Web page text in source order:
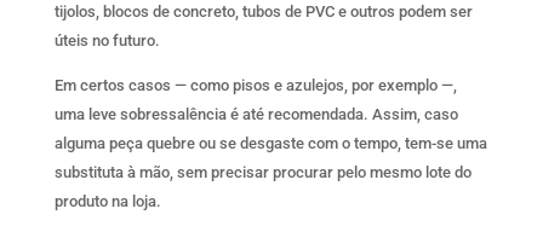
tijolos, blocos de concreto, tubos de PVC e outros podem ser
úteis no futuro.
Em certos casos — como pisos e azulejos, por exemplo —,
uma leve sobressalência é até recomendada. Assim, caso
alguma peça quebre ou se desgaste com o tempo, tem-se uma
substituta à mão, sem precisar procurar pelo mesmo lote do
produto na loja.